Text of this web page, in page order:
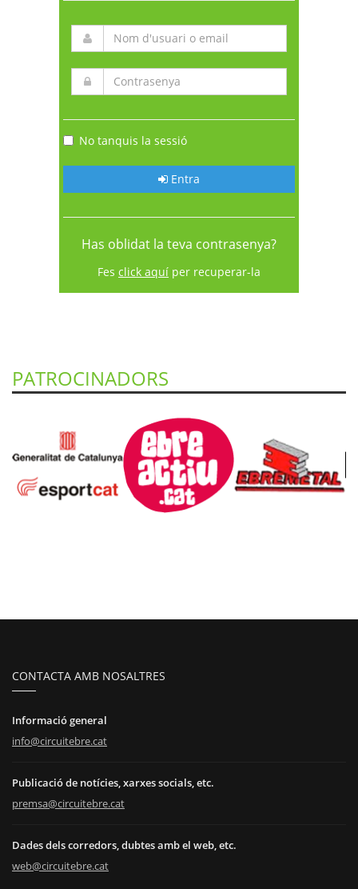
No tanquis la sessió
Entra
Has oblidat la teva contrasenya?
Fes click aquí per recuperar-la
PATROCINADORS
CONTACTA AMB NOSALTRES
Informació general
info@circuitebre.cat
Publicació de notícies, xarxes socials, etc.
premsa@circuitebre.cat
Dades dels corredors, dubtes amb el web, etc.
web@circuitebre.cat